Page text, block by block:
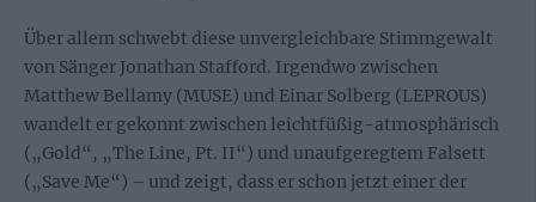
Über allem schwebt diese unvergleichbare Stimmgewalt
von Sänger Jonathan Stafford. Irgendwo zwischen
Matthew Bellamy (MUSE) und Einar Solberg (LEPROUS)
wandelt er gekonnt zwischen leichtfüßig-atmosphärisch
(„Gold“, „The Line, Pt. II“) und unaufgeregtem Falsett
(„Save Me“) – und zeigt, dass er schon jetzt einer der